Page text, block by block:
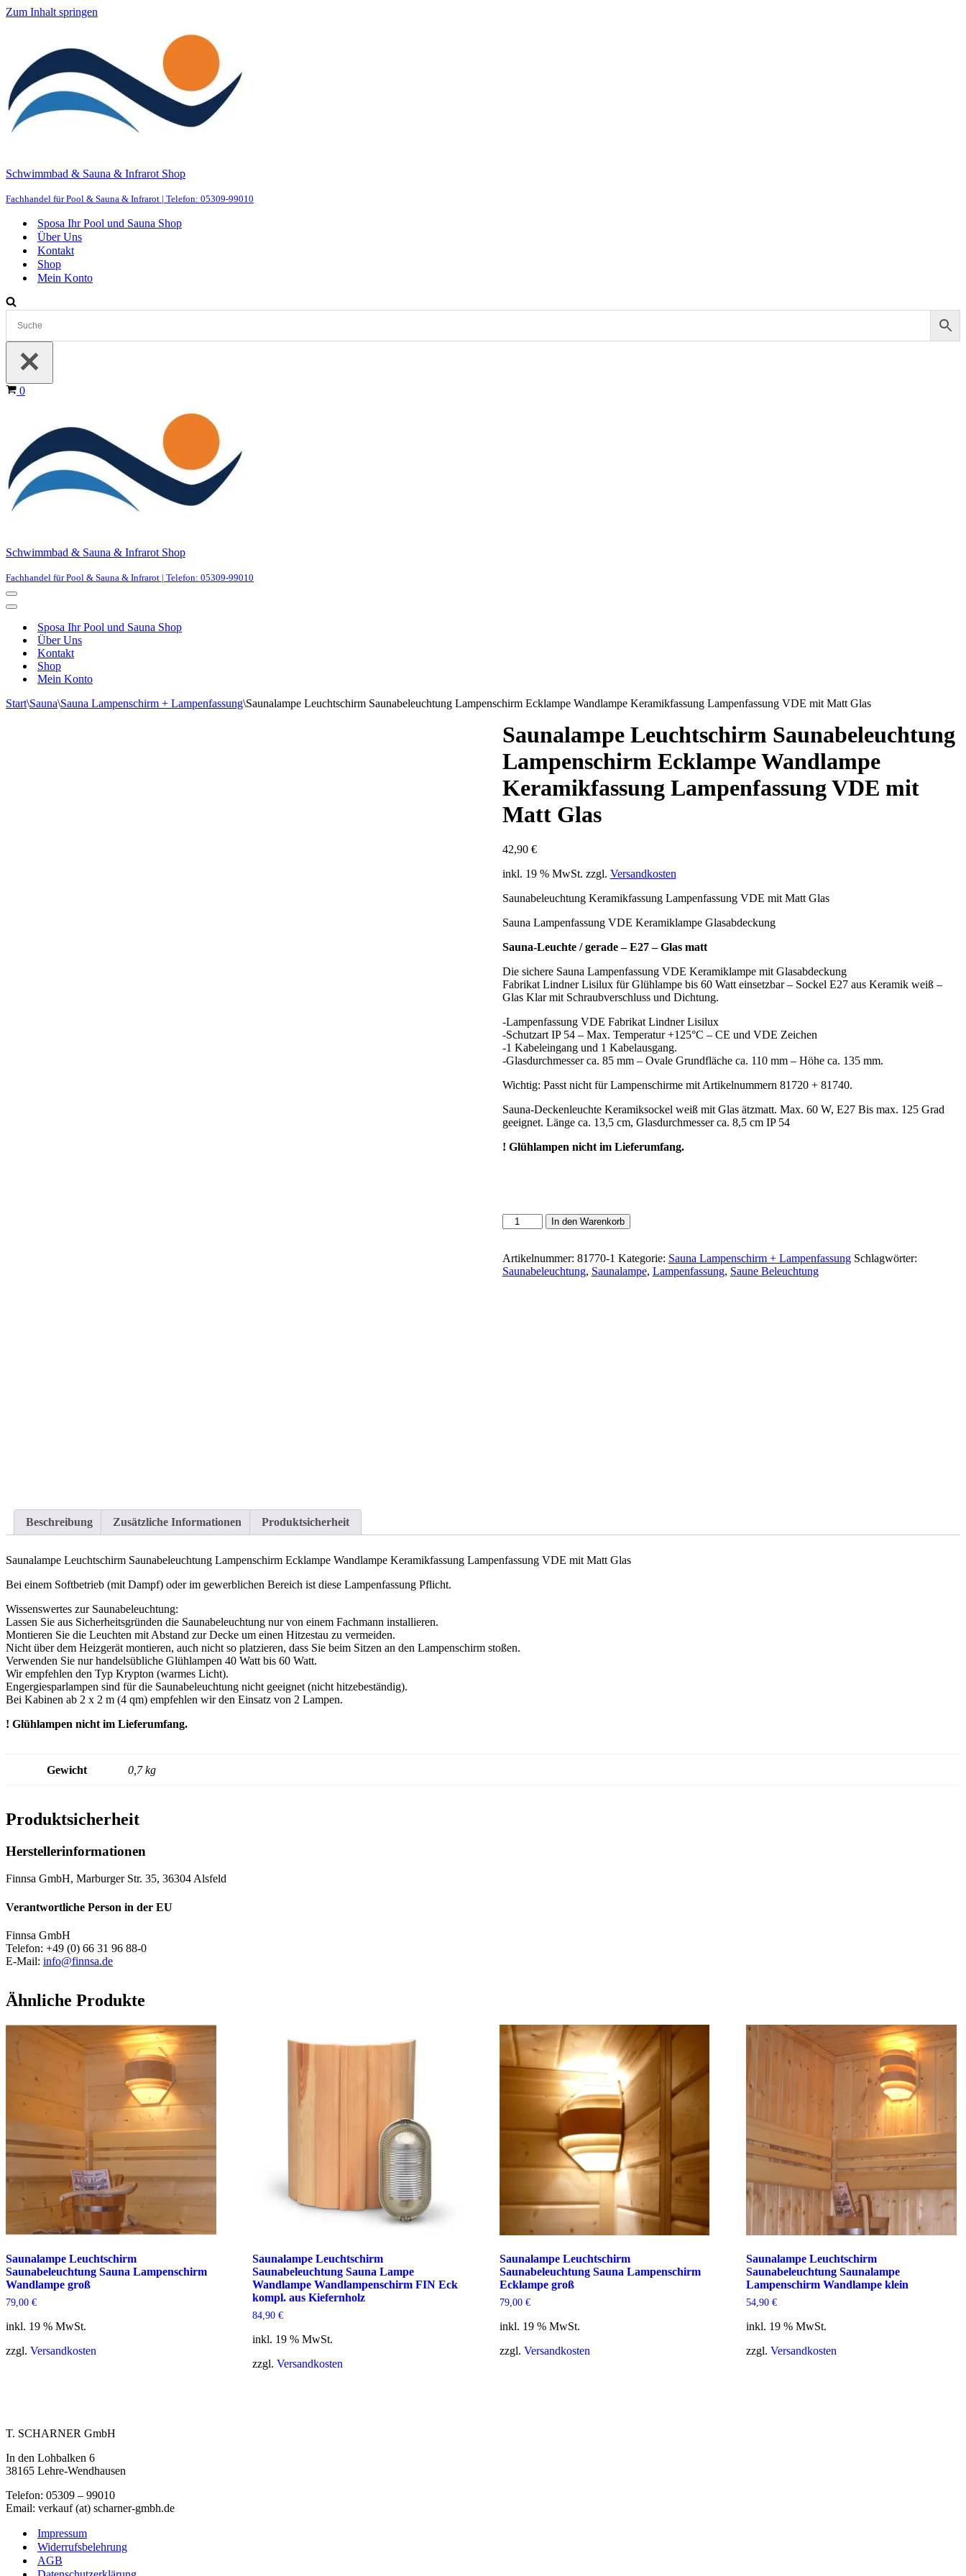
Zum Inhalt springen
Schwimmbad & Sauna & Infrarot Shop
Fachhandel für Pool & Sauna & Infrarot | Telefon: 05309-99010
Sposa Ihr Pool und Sauna Shop
Über Uns
Kontakt
Shop
Mein Konto
Warenkorb
0
Schwimmbad & Sauna & Infrarot Shop
Fachhandel für Pool & Sauna & Infrarot | Telefon: 05309-99010
Navigationsmenü
Navigationsmenü
Sposa Ihr Pool und Sauna Shop
Über Uns
Kontakt
Shop
Mein Konto
Start\Sauna\Sauna Lampenschirm + Lampenfassung\Saunalampe Leuchtschirm Saunabeleuchtung Lampenschirm Ecklampe Wandlampe Keramikfassung Lampenfassung VDE mit Matt Glas
Saunalampe Leuchtschirm Saunabeleuchtung
Lampenschirm Ecklampe Wandlampe
Keramikfassung Lampenfassung VDE mit
Matt Glas
42,90 €
inkl. 19 % MwSt. zzgl. Versandkosten
Saunabeleuchtung Keramikfassung Lampenfassung VDE mit Matt Glas
Sauna Lampenfassung VDE Keramiklampe Glasabdeckung
Sauna-Leuchte / gerade – E27 – Glas matt
Die sichere Sauna Lampenfassung VDE Keramiklampe mit Glasabdeckung
Fabrikat Lindner Lisilux für Glühlampe bis 60 Watt einsetzbar – Sockel E27 aus Keramik weiß –
Glas Klar mit Schraubverschluss und Dichtung.
-Lampenfassung VDE Fabrikat Lindner Lisilux
-Schutzart IP 54 – Max. Temperatur +125°C – CE und VDE Zeichen
-1 Kabeleingang und 1 Kabelausgang.
-Glasdurchmesser ca. 85 mm – Ovale Grundfläche ca. 110 mm – Höhe ca. 135 mm.
Wichtig: Passt nicht für Lampenschirme mit Artikelnummern 81720 + 81740.
Sauna-Deckenleuchte Keramiksockel weiß mit Glas ätzmatt. Max. 60 W, E27 Bis max. 125 Grad
geeignet. Länge ca. 13,5 cm, Glasdurchmesser ca. 8,5 cm IP 54
! Glühlampen nicht im Lieferumfang.
Saunalampe
Leuchtschirm
Lampenschirm
Ecklampe
In den Warenkorb
Artikelnummer: 81770-1 Kategorie: Sauna Lampenschirm + Lampenfassung Schlagwörter:
Saunabeleuchtung, Saunalampe, Lampenfassung, Saune Beleuchtung
Beschreibung Zusätzliche Informationen Produktsicherheit
Saunalampe Leuchtschirm Saunabeleuchtung Lampenschirm Ecklampe Wandlampe Keramikfassung Lampenfassung VDE mit Matt Glas
Bei einem Softbetrieb (mit Dampf) oder im gewerblichen Bereich ist diese Lampenfassung Pflicht.
Wissenswertes zur Saunabeleuchtung:
Lassen Sie aus Sicherheitsgründen die Saunabeleuchtung nur von einem Fachmann installieren.
Montieren Sie die Leuchten mit Abstand zur Decke um einen Hitzestau zu vermeiden.
Nicht über dem Heizgerät montieren, auch nicht so platzieren, dass Sie beim Sitzen an den Lampenschirm stoßen.
Verwenden Sie nur handelsübliche Glühlampen 40 Watt bis 60 Watt.
Wir empfehlen den Typ Krypton (warmes Licht).
Engergiesparlampen sind für die Saunabeleuchtung nicht geeignet (nicht hitzebeständig).
Bei Kabinen ab 2 x 2 m (4 qm) empfehlen wir den Einsatz von 2 Lampen.
! Glühlampen nicht im Lieferumfang.
Gewicht 0,7 kg
Produktsicherheit
Herstellerinformationen
Finnsa GmbH, Marburger Str. 35, 36304 Alsfeld
Verantwortliche Person in der EU
Finnsa GmbH
Telefon: +49 (0) 66 31 96 88-0
E-Mail: info@finnsa.de
Ähnliche Produkte
Saunalampe Leuchtschirm
Saunabeleuchtung Sauna Lampenschirm
Wandlampe groß
79,00 €
inkl. 19 % MwSt.
zzgl. Versandkosten
Saunalampe Leuchtschirm
Saunabeleuchtung Sauna Lampe
Wandlampe Wandlampenschirm FIN Eck
kompl. aus Kiefernholz
84,90€
inkl. 19 % MwSt.
zzgl.Versandkosten
Saunalampe Leuchtschirm
Saunabeleuchtung Sauna Lampenschirm
Ecklampe groß
79,00 €
inkl. 19 % MwSt.
zzgl. Versandkosten
Saunalampe Leuchtschirm
Saunabeleuchtung Saunalampe
Lampenschirm Wandlampe klein
54,90 €
inkl. 19 % MwSt.
zzgl. Versandkosten
T. SCHARNER GmbH
In den Lohbalken 6
38165 Lehre-Wendhausen
Telefon: 05309 – 99010
Email: verkauf (at) scharner-gmbh.de
Impressum
Widerrufsbelehrung
AGB